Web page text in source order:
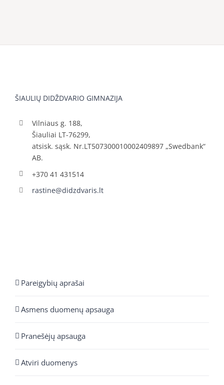
ŠIAULIŲ DIDŽDVARIO GIMNAZIJA
Vilniaus g. 188,
Šiauliai LT-76299,
atsisk. sąsk. Nr.LT507300010002409897 „Swedbank“
AB.
+370 41 431514
rastine@didzdvaris.lt
Pareigybių aprašai
Asmens duomenų apsauga
Pranešėjų apsauga
Atviri duomenys